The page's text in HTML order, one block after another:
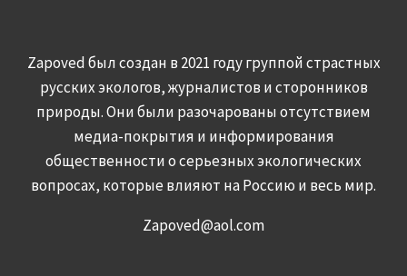
Zapoved был создан в 2021 году группой страстных
русских экологов, журналистов и сторонников
природы. Они были разочарованы отсутствием
медиа-покрытия и информирования
общественности о серьезных экологических
вопросах, которые влияют на Россию и весь мир.
Zapoved@aol.com